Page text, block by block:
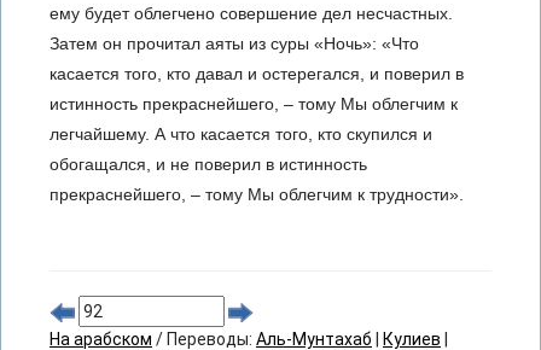
ему будет облегчено совершение дел несчастных.
Затем он прочитал аяты из суры «Ночь»: «Что
касается того, кто давал и остерегался, и поверил в
истинность прекраснейшего, – тому Мы облегчим к
легчайшему. А что касается того, кто скупился и
обогащался, и не поверил в истинность
прекраснейшего, – тому Мы облегчим к трудности».
На арабском / Переводы: Аль-Мунтахаб Кулиев